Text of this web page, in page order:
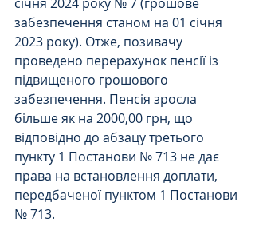
забезпечення станом на 01 січня
2023 року). Отже, позивачу
проведено перерахунок пенсії із
підвищеного грошового
забезпечення. Пенсія зросла
більше як на 2000,00 грн, що
відповідно до абзацу третього
пункту 1 Постанови № 713 не дає
права на встановлення доплати,
передбаченої пунктом 1 Постанови
№ 713.